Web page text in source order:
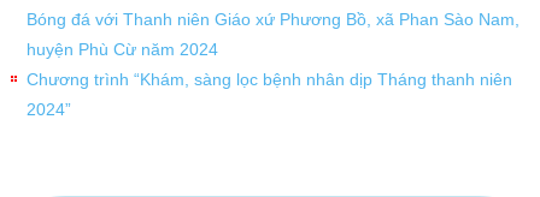
Bóng đá với Thanh niên Giáo xứ Phương Bồ, xã Phan Sào Nam,
huyện Phù Cừ năm 2024
Chương trình “Khám, sàng lọc bệnh nhân dịp Tháng thanh niên
2024”